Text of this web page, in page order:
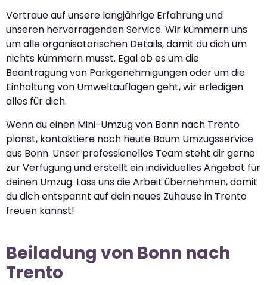
Vertraue auf unsere langjährige Erfahrung und
unseren hervorragenden Service. Wir kümmern uns
um alle organisatorischen Details, damit du dich um
nichts kümmern musst. Egal ob es um die
Beantragung von Parkgenehmigungen oder um die
Einhaltung von Umweltauflagen geht, wir erledigen
alles für dich.
Wenn du einen Mini-Umzug von Bonn nach Trento
planst, kontaktiere noch heute Baum Umzugsservice
aus Bonn. Unser professionelles Team steht dir gerne
zur Verfügung und erstellt ein individuelles Angebot für
deinen Umzug. Lass uns die Arbeit übernehmen, damit
du dich entspannt auf dein neues Zuhause in Trento
freuen kannst!
Beiladung von Bonn nach
Trento